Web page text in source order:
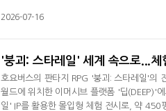
렬을 호송하는 새로운 플레이를 즐길 수 있
2026-07-16
'붕괴: 스타레일' 세계 속으로...체
호요버스의 판타지 RPG '붕괴: 스타레일'의
월드에 위치한 이머시브 플랫폼 '딥(DEEP)'
일' IP를 활용한 몰입형 체험 전시로, 약 450